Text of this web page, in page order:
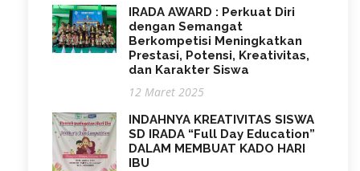
IRADA AWARD : Perkuat Diri
dengan Semangat
Berkompetisi Meningkatkan
Prestasi, Potensi, Kreativitas,
dan Karakter Siswa
12 Maret 2025
INDAHNYA KREATIVITAS SISWA
SD IRADA “Full Day Education”
DALAM MEMBUAT KADO HARI
IBU